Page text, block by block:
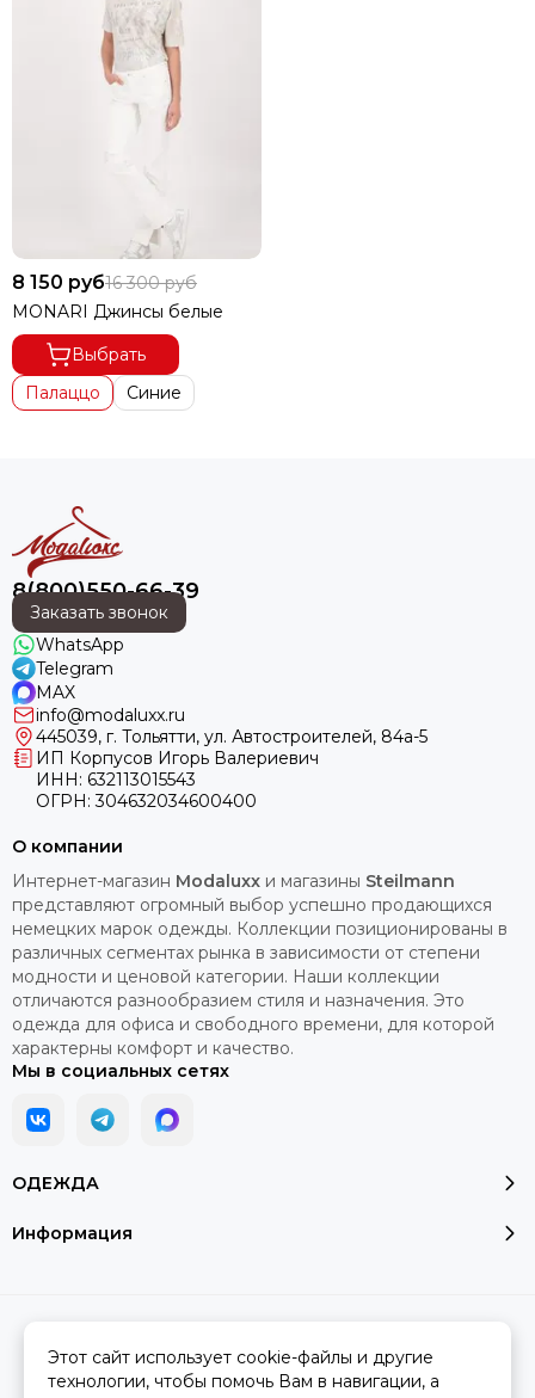
8 150 руб16 300 руб
MONARI Джинсы белые
Выбрать
Палаццо
Синие
8(800)550-66-39
Заказать звонок
WhatsApp
Telegram
MAX
info@modaluxx.ru
445039, г. Тольятти, ул. Автостроителей, 84а-5
ИП Корпусов Игорь Валериевич
ИНН: 632113015543
ОГРН: 304632034600400
ОДЕЖДА
Информация
О компании
Интернет-магазин Modaluxx и магазины Steilmann
представляют огромный выбор успешно продающихся
немецких марок одежды. Коллекции позиционированы в
различных сегментах рынка в зависимости от степени
модности и ценовой категории. Наши коллекции
отличаются разнообразием стиля и назначения. Это
одежда для офиса и свободного времени, для которой
характерны комфорт и качество.
Мы в социальных сетях
Сделано вMOSK.STUDIOдля платформы InSales
Этот сайт использует cookie-файлы и другие
технологии, чтобы помочь Вам в навигации, а